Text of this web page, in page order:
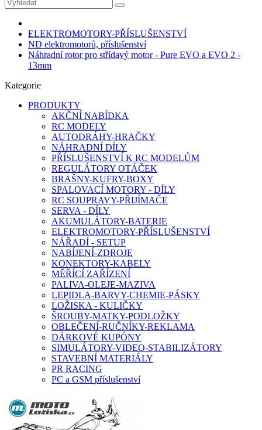
ELEKTROMOTORY-PŘÍSLUŠENSTVÍ
ND elektromotorů, příslušenství
Náhradní rotor pro střídavý motor - Pure EVO a EVO 2 -
13mm
Kategorie
PRODUKTY
AKČNÍ NABÍDKA
RC MODELY
AUTODRÁHY-HRAČKY
NÁHRADNÍ DÍLY
PŘÍSLUŠENSTVÍ K RC MODELŮM
REGULÁTORY OTÁČEK
BRAŠNY-KUFRY-BOXY
SPALOVACÍ MOTORY - DÍLY
RC SOUPRAVY-PŘIJÍMAČE
SERVA - DÍLY
AKUMULÁTORY-BATERIE
ELEKTROMOTORY-PŘÍSLUŠENSTVÍ
NÁŘADÍ - SETUP
NABÍJENÍ-ZDROJE
KONEKTORY-KABELY
MĚŘÍCÍ ZAŘÍZENÍ
PALIVA-OLEJE-MAZIVA
LEPIDLA-BARVY-CHEMIE-PÁSKY
LOŽISKA - KULIČKY
ŠROUBY-MATKY-PODLOŽKY
OBLEČENÍ-RUČNÍKY-REKLAMA
DÁRKOVÉ KUPÓNY
SIMULÁTORY-VIDEO-STABILIZÁTORY
STAVEBNÍ MATERIÁLY
PR RACING
PC a GSM příslušenství